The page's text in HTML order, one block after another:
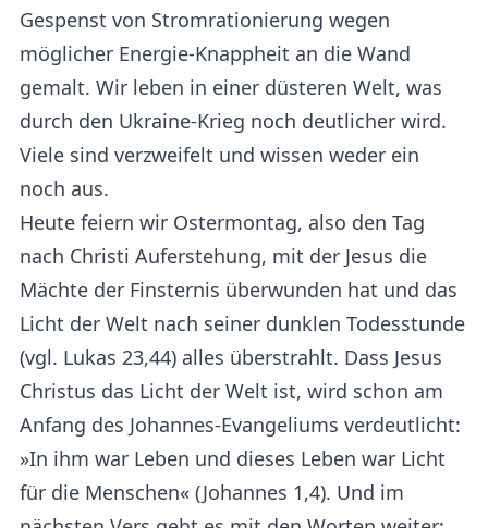
Gespenst von Stromrationierung wegen
möglicher Energie-Knappheit an die Wand
gemalt. Wir leben in einer düsteren Welt, was
durch den Ukraine-Krieg noch deutlicher wird.
Viele sind verzweifelt und wissen weder ein
noch aus.
Heute feiern wir Ostermontag, also den Tag
nach Christi Auferstehung, mit der Jesus die
Mächte der Finsternis überwunden hat und das
Licht der Welt nach seiner dunklen Todesstunde
(vgl. Lukas 23,44) alles überstrahlt. Dass Jesus
Christus das Licht der Welt ist, wird schon am
Anfang des Johannes-Evangeliums verdeutlicht:
»In ihm war Leben und dieses Leben war Licht
für die Menschen« (Johannes 1,4). Und im